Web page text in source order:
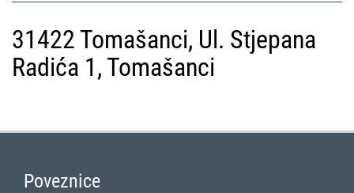
31422 Tomašanci, Ul. Stjepana
Radića 1, Tomašanci
Poveznice